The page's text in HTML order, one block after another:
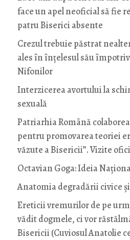
face un apel neoficial să fie
patru Biserici absente
Crezul trebuie păstrat
ales în înțelesul său
Nifonilor
Interzicerea avortului la
sexuală
Patriarhia Română
pentru promovarea teoriei
văzute a Bisericii”. Vizite
Octavian Goga: Ideia
Anatomia degradării civice
Ereticii vremurilor de pe
vădit dogmele, ci vor
Bisericii (Cuviosul Anatolie